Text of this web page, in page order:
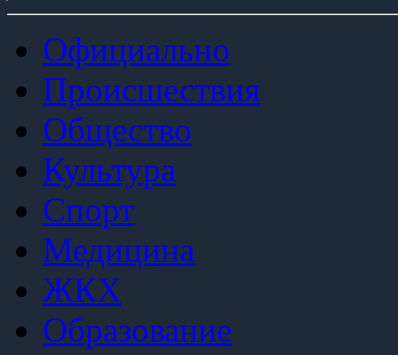
Официально
Происшествия
Общество
Культура
Спорт
Медицина
ЖКХ
Образование